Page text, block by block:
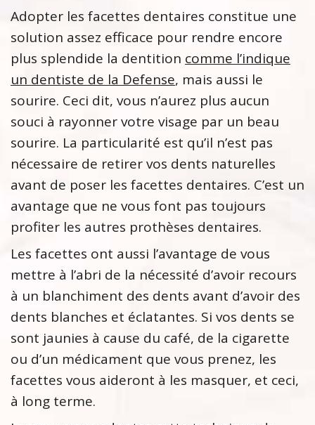
Adopter les facettes dentaires constitue une
solution assez efficace pour rendre encore
plus splendide la dentition comme l’indique
un dentiste de la Defense, mais aussi le
sourire. Ceci dit, vous n’aurez plus aucun
souci à rayonner votre visage par un beau
sourire. La particularité est qu’il n’est pas
nécessaire de retirer vos dents naturelles
avant de poser les facettes dentaires. C’est un
avantage que ne vous font pas toujours
profiter les autres prothèses dentaires.
Les facettes ont aussi l’avantage de vous
mettre à l’abri de la nécessité d’avoir recours
à un blanchiment des dents avant d’avoir des
dents blanches et éclatantes. Si vos dents se
sont jaunies à cause du café, de la cigarette
ou d’un médicament que vous prenez, les
facettes vous aideront à les masquer, et ceci,
à long terme.